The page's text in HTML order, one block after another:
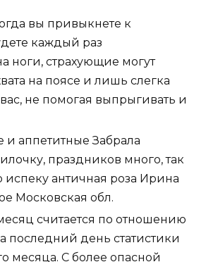
вы привыкнете к
каждый раз
ноги, страхующие могут
на поясе и лишь слегка
не помогая выпрыгивать и
и аппетитные Забрала
праздников много, так
испеку античная роза Ирина
Московская обл.
считается по отношению
последний день статистики
месяца. С более опасной